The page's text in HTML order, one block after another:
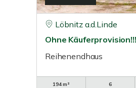
Löbnitz a.d.Linde
Ohne
Reihenendhaus
194 m²
6